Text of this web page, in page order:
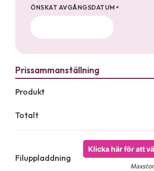
ÖNSKAT AVGÅNGSDATUM *
Produkt
Totalt
Filuppladdning
Klicka här för att